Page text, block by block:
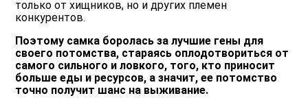
только от хищников, но и других племен
конкурентов.
Поэтому самка боролась за лучшие гены для
своего потомства, стараясь оплодотвориться от
самого сильного и ловкого, того, кто приносит
больше еды и ресурсов, а значит, ее потомство
точно получит шанс на выживание.